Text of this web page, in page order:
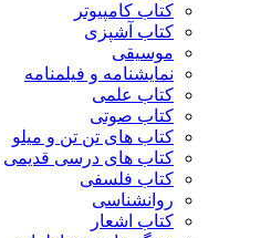
کتاب کامپیوتر
کتاب آشپزی
موسیقی
نمایشنامه و فیلمنامه
کتاب علمی
کتاب صوتی
کتاب های تن تن و میلو
کتاب های درسی قدیمی
کتاب فلسفی
روانشناسی
کتاب اشعار